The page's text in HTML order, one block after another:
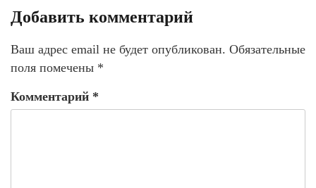
Добавить комментарий
Ваш адрес email не будет опубликован. Обязательные
поля помечены *
Комментарий *